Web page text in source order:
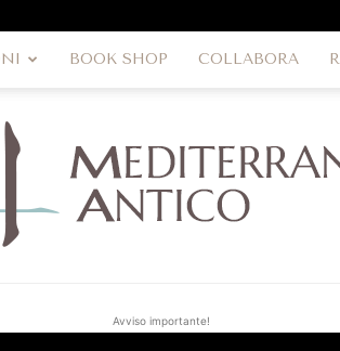
BOOK SHOP COLLABORA
Avviso importante!